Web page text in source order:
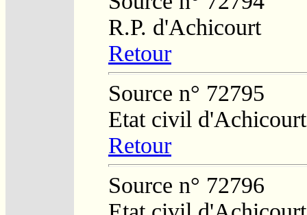
R.P. d'Achicourt
Retour
Source n° 72795
Etat civil d'Achicourt
Retour
Source n° 72796